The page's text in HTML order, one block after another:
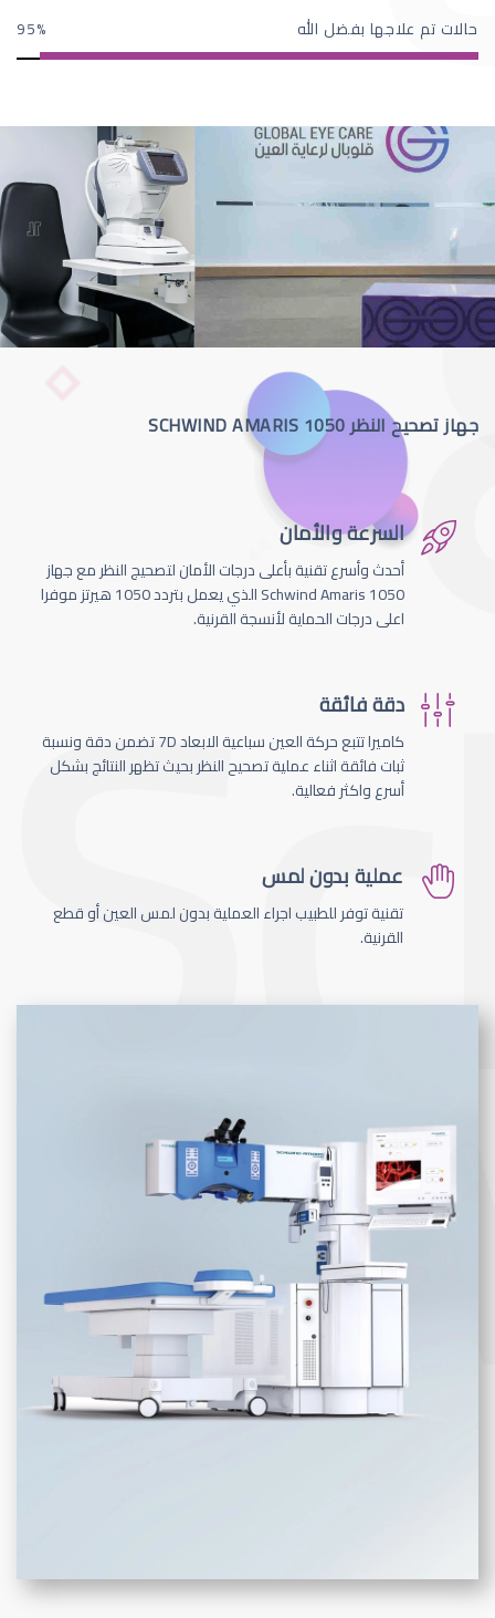
حالات تم علاجها بفضل الله 95
جهاز تصحيح النظر SCHWIND AMARIS 1050
السرعة والأمان
أحدث وأسرع تقنية بأعلى درجات الأمان لتصحيج النظر مع جهاز
Schwind Amaris 1050 الذي يعمل بتردد 1050 هيرتز موفرا
اعلى درجات الحماية لأنسجة القرنية.
دقة فائقة
كاميرا تتبع حركة العين سباعية الابعاد 7D تضمن دقة ونسبة
ثبات فائقة اثناء عملية تصحيح النظر بحيث تظهر النتائج بشكل
أسرع واكثر فعالية.
عملية بدون لمس
تقنية توفر للطبيب اجراء العملية بدون لمس العين أو قطع
القرنية.